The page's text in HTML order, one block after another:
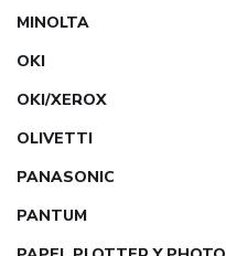
MINOLTA
OKI
OKI/XEROX
OLIVETTI
PANASONIC
PANTUM